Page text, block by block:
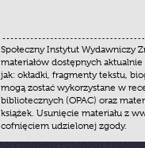
Społeczny Instytut Wydawniczy
materiałów dostępnych
jak: okładki, fragmenty tekstu,
mogą zostać wykorzystane w
bibliotecznych (OPAC) oraz
książek. Usunięcie materiału z
cofnięciem udzielonej zgody.